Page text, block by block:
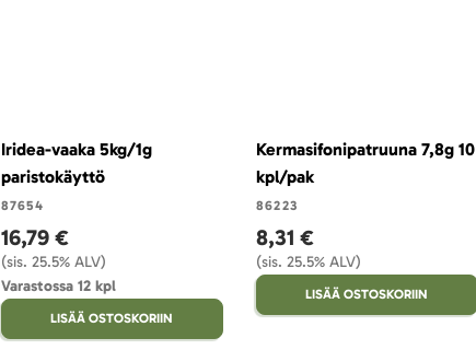
Iridea-vaaka 5kg/1g
paristokäyttö
87654
16,79 €
(sis. 25.5% ALV)
Varastossa 12 kpl
LISÄÄ OSTOSKORIIN
Kermasifonipatruuna 7,8g 10
kpl/pak
86223
8,31 €
(sis. 25.5% ALV)
LISÄÄ OSTOSKORIIN